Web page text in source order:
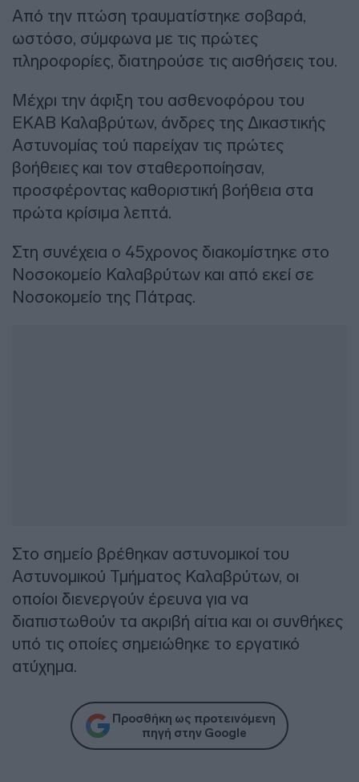
Από την πτώση τραυματίστηκε σοβαρά,
ωστόσο, σύμφωνα με τις πρώτες
πληροφορίες, διατηρούσε τις αισθήσεις του.
Μέχρι την άφιξη του ασθενοφόρου του
ΕΚΑΒ Καλαβρύτων, άνδρες της Δικαστικής
Αστυνομίας τού παρείχαν τις πρώτες
βοήθειες και τον σταθεροποίησαν,
προσφέροντας καθοριστική βοήθεια στα
πρώτα κρίσιμα λεπτά.
Στη συνέχεια ο 45χρονος διακομίστηκε στο
Νοσοκομείο Καλαβρύτων και από εκεί σε
Νοσοκομείο της Πάτρας.
Στο σημείο βρέθηκαν αστυνομικοί του
Αστυνομικού Τμήματος Καλαβρύτων, οι
οποίοι διενεργούν έρευνα για να
διαπιστωθούν τα ακριβή αίτια και οι συνθήκες
υπό τις οποίες σημειώθηκε το εργατικό
ατύχημα.
Προσθήκη ως προτεινόμενη
πηγή στην Google